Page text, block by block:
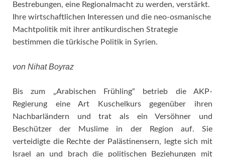
Bestrebungen, eine Regionalmacht zu werden, verstärkt.
Ihre wirtschaftlichen Interessen und die neo-osmanische
Machtpolitik mit ihrer antikurdischen Strategie
bestimmen die türkische Politik in Syrien.
von Nihat Boyraz
Bis zum „Arabischen Frühling“ betrieb die AKP-
Regierung eine Art Kuschelkurs gegenüber ihren
Nachbarländern und trat als ein Versöhner und
Beschützer der Muslime in der Region auf. Sie
verteidigte die Rechte der Palästinensern, legte sich mit
Israel an und brach die politischen Beziehungen mit